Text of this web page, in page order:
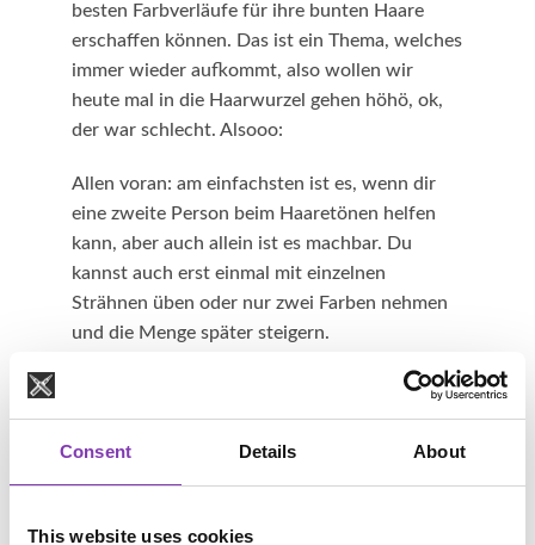
Consent Details About
This website uses cookies
besten Farbverläufe für ihre bunten Haare
erschaffen können. Das ist ein Thema, welches
immer wieder aufkommt, also wollen wir
heute mal in die Haarwurzel gehen höhö, ok,
der war schlecht. Alsooo:
Allen voran: am einfachsten ist es, wenn dir
eine zweite Person beim Haaretönen helfen
kann, aber auch allein ist es machbar. Du
kannst auch erst einmal mit einzelnen
Strähnen üben oder nur zwei Farben nehmen
und die Menge später steigern.
Für den Anfang macht es auch Sinn, Farben zu
nehmen, die aus einer Farbfamilie sind, nahe
beieinander liegen oder gemischt gut passen,
Und später, wenn du geübter bist, kannst du